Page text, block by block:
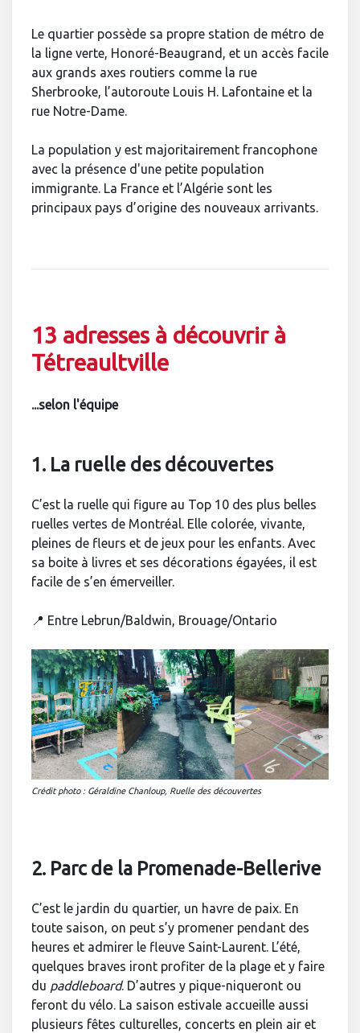
Le quartier possède sa propre station de métro de
la ligne verte, Honoré-Beaugrand, et un accès facile
aux grands axes routiers comme la rue
Sherbrooke, l’autoroute Louis H. Lafontaine et la
rue Notre-Dame.
La population y est majoritairement francophone
avec la présence d'une petite population
immigrante. La France et l’Algérie sont les
principaux pays d’origine des nouveaux arrivants.
13 adresses à découvrir à
Tétreaultville
...selon l'équipe
1. La ruelle des découvertes
C’est la ruelle qui figure au Top 10 des plus belles
ruelles vertes de Montréal. Elle colorée, vivante,
pleines de fleurs et de jeux pour les enfants. Avec
sa boite à livres et ses décorations égayées, il est
facile de s’en émerveiller.
📍 Entre Lebrun/Baldwin, Brouage/Ontario
Crédit photo : Géraldine Chanloup, Ruelle des découvertes
2. Parc de la Promenade-Bellerive
C’est le jardin du quartier, un havre de paix. En
toute saison, on peut s’y promener pendant des
heures et admirer le fleuve Saint-Laurent. L’été,
quelques braves iront profiter de la plage et y faire
du paddleboard. D’autres y pique-niqueront ou
feront du vélo. La saison estivale accueille aussi
plusieurs fêtes culturelles, concerts en plein air et